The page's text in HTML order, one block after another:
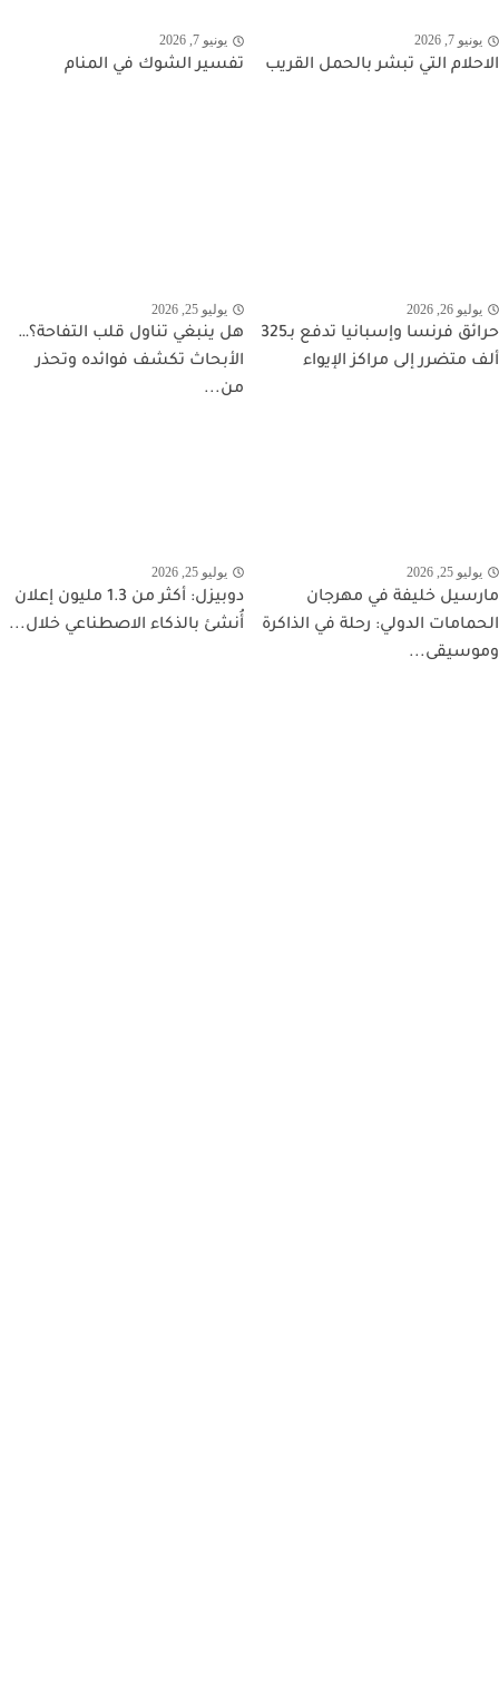
يونيو 7, 2026
الاحلام التي تبشر بالحمل القريب
يونيو 7, 2026
تفسير الشوك في المنام
يوليو 26, 2026
حرائق فرنسا وإسبانيا تدفع بـ325
ألف متضرر إلى مراكز الإيواء
يوليو 25, 2026
هل ينبغي تناول قلب التفاحة؟…
الأبحاث تكشف فوائده وتحذر
من...
يوليو 25, 2026
مارسيل خليفة في مهرجان
الحمامات الدولي: رحلة في الذاكرة
وموسيقى...
يوليو 25, 2026
دوبيزل: أكثر من 1.3 مليون إعلان
أُنشئ بالذكاء الاصطناعي خلال...